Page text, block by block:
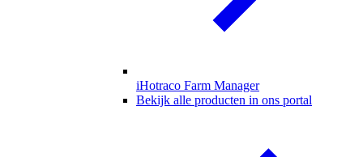
iHotraco Farm Manager
Bekijk alle producten in ons portal